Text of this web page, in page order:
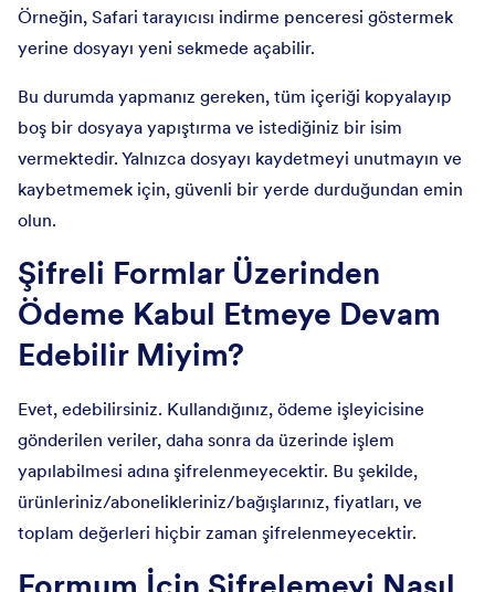
Örneğin, Safari tarayıcısı indirme penceresi göstermek
yerine dosyayı yeni sekmede açabilir.
Bu durumda yapmanız gereken, tüm içeriği kopyalayıp
boş bir dosyaya yapıştırma ve istediğiniz bir isim
vermektedir. Yalnızca dosyayı kaydetmeyi unutmayın ve
kaybetmemek için, güvenli bir yerde durduğundan emin
olun.
Şifreli Formlar Üzerinden
Ödeme Kabul Etmeye Devam
Edebilir Miyim?
Evet, edebilirsiniz. Kullandığınız, ödeme işleyicisine
gönderilen veriler, daha sonra da üzerinde işlem
yapılabilmesi adına şifrelenmeyecektir. Bu şekilde,
ürünleriniz/abonelikleriniz/bağışlarınız, fiyatları, ve
toplam değerleri hiçbir zaman şifrelenmeyecektir.